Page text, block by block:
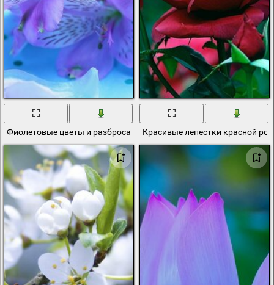
Фиолетовые цветы и разбросаны лепесткиКрасивые лепестки красной